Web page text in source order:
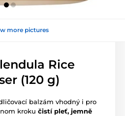
more pictures
Rice
(120 g)
balzám vhodný i pro
kroku čistí pleť, jemně